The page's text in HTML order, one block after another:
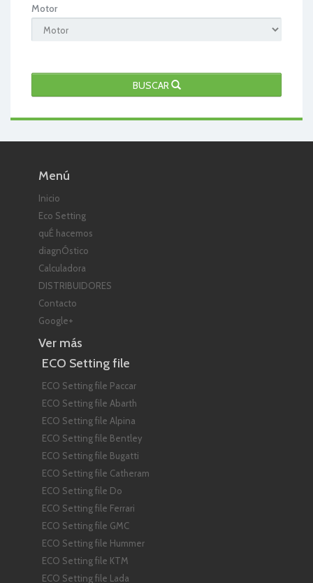
Motor
BUSCAR
Menú
Inicio
Eco Setting
quÉ hacemos
diagnÓstico
Calculadora
DISTRIBUIDORES
Contacto
Google+
Ver más
ECO Setting file
ECO Setting file Paccar
ECO Setting file Abarth
ECO Setting file Alpina
ECO Setting file Bentley
ECO Setting file Bugatti
ECO Setting file Catheram
ECO Setting file Do
ECO Setting file Ferrari
ECO Setting file GMC
ECO Setting file Hummer
ECO Setting file KTM
ECO Setting file Lada